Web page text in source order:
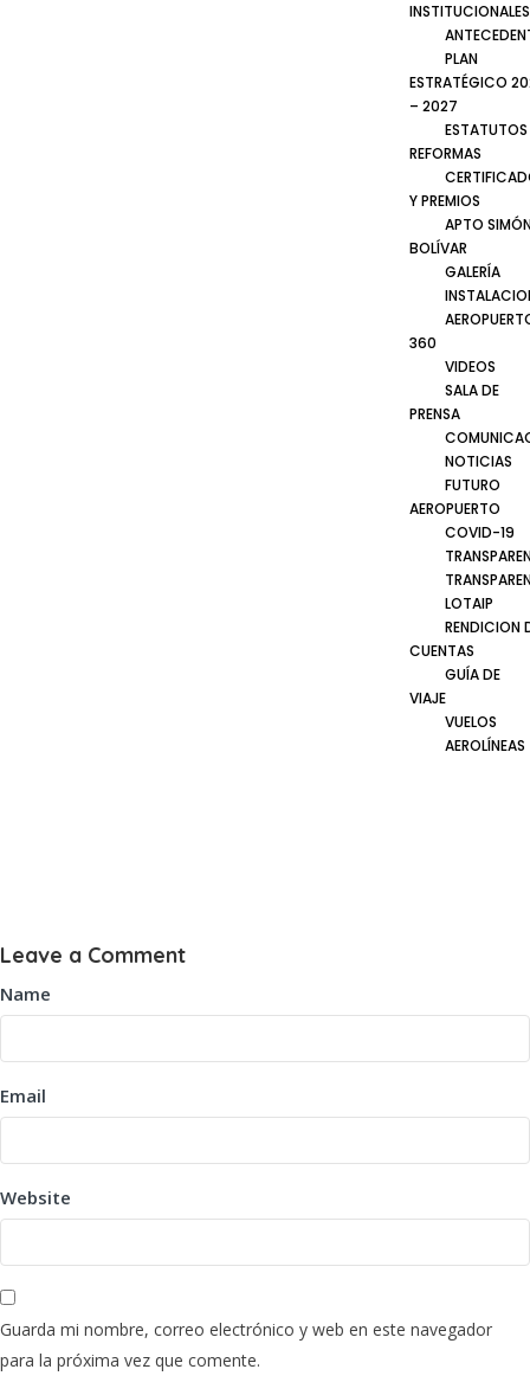
INSTITUCIONALES
PLAN
ESTRATÉGICO
– 2027
ESTATUTOS
REFORMAS
Y PREMIOS
APTO
BOLÍVAR
GALERÍA
360
VIDEOS
SALA DE
PRENSA
NOTICIAS
FUTURO
AEROPUERTO
COVID-19
LOTAIP
RENDICION
CUENTAS
GUÍA DE
VIAJE
VUELOS
AEROLÍNEAS
Leave a Comment
Name
Email
Website
Guarda mi nombre, correo electrónico y web en este navegador
para la próxima vez que comente.